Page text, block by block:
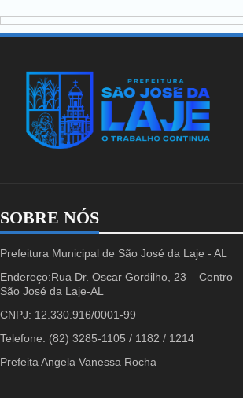
SOBRE NÓS
Prefeitura Municipal de São José da Laje - AL
Endereço:Rua Dr. Oscar Gordilho, 23 – Centro –
São José da Laje-AL
CNPJ: 12.330.916/0001-99
Telefone: (82) 3285-1105 / 1182 / 1214
Prefeita Angela Vanessa Rocha